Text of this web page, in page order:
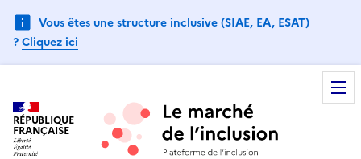
Vous êtes une structure inclusive (SIAE, EA, ESAT)
?Cliquez ici
RÉPUBLIQUE
FRANÇAISE